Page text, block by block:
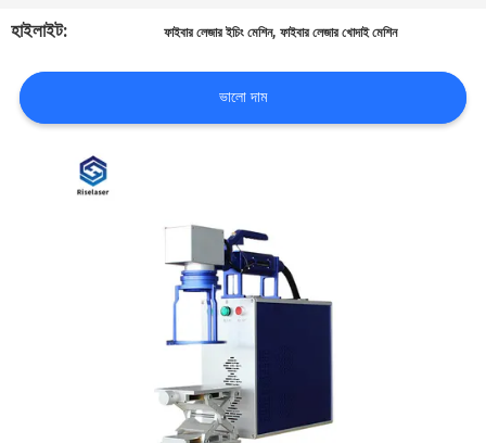
যোগাযোগ
করুন
হাইলাইট:
ফাইবার লেজার ইচিং মেশিন,ফাইবার লেজার খোদাই মেশিন
ভালো দাম